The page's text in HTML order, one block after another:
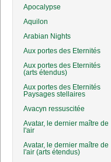
Apocalypse
Aquilon
Arabian Nights
Aux portes des Eternités
Aux portes des Eternités
(arts étendus)
Aux portes des Eternités
Paysages stellaires
Avacyn ressuscitée
Avatar, le dernier maître de
l'air
Avatar, le dernier maître de
l'air (arts étendus)